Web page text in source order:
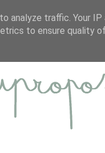
CONTACT
analyze traffic. Your IP
to ensure quality